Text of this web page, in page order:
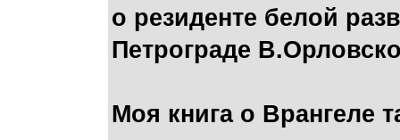
о резиденте белой
Петрограде
Моя книга о Врангеле